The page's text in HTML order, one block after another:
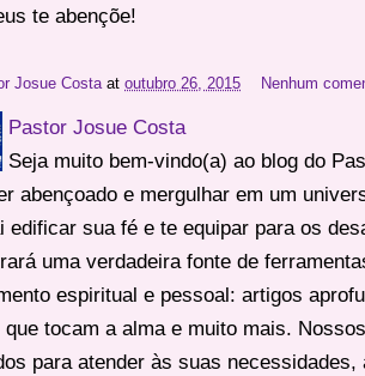
te abençõe!
Josue Costa atoutubro 26, 2015 Nenhum
Pastor Josue Costa
Seja muito bem-vindo(a) ao blog do
abençoado e mergulhar em um
edificar sua fé e te equipar para os
uma verdadeira fonte de
espiritual e pessoal: artigos
que tocam a alma e muito mais.
para atender às suas